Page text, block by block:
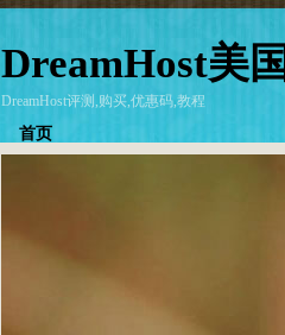
DreamHost美
DreamHost评测,购买,优惠码,教程
首页